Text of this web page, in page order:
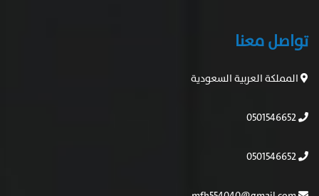
تواصل معنا
المملكة العربية السعودية